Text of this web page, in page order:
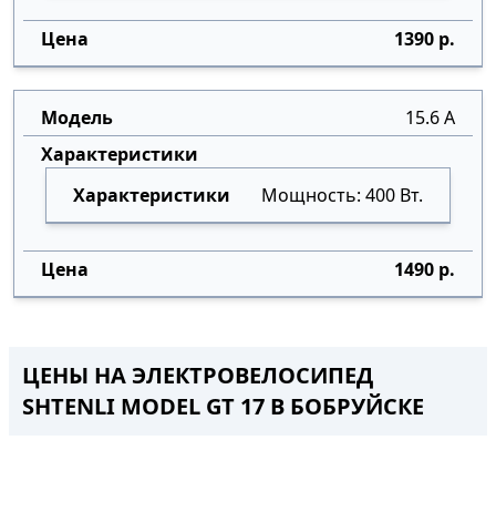
1390 р.
15.6 А
Мощность: 400 Вт.
1490 р.
ЦЕНЫ НА ЭЛЕКТРОВЕЛОСИПЕД
SHTENLI MODEL GT 17 В БОБРУЙСКЕ